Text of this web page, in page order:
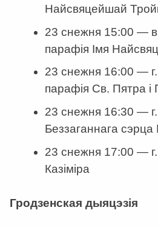
Найсвяцейшай
23 снежня 15:00 —
парафія Імя
23 снежня 16:00 —
парафія Св. Пятра і
23 снежня 16:30 —
Беззаганнага
23 снежня 17:00 —
Казіміра
Гродзенская дыяцэзія